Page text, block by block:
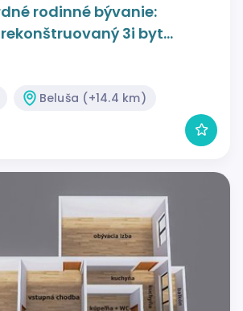
rodinné bývanie:
3i byt
sťahovanie
Beluša (+14.4 km)